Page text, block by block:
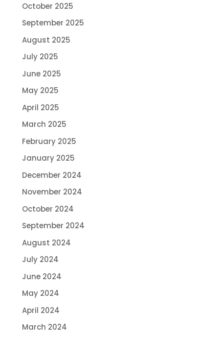
October 2025
September 2025
August 2025
July 2025
June 2025
May 2025
April 2025
March 2025
February 2025
January 2025
December 2024
November 2024
October 2024
September 2024
August 2024
July 2024
June 2024
May 2024
April 2024
March 2024